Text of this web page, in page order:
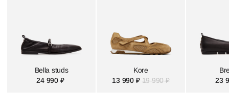
Bella studs
24 990 ₽
Kore
13 990 ₽ 19 990 ₽
23